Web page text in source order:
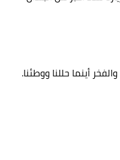
أينما حللنا ووطئنا.